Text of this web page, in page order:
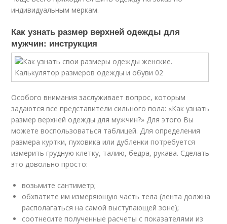
индивидуальным меркам.
Как узнать размер верхней одежды для
мужчин: инструкция
Особого внимания заслуживает вопрос, которым
задаются все представители сильного пола: «Как узнать
размер верхней одежды для мужчин?» Для этого Вы
можете воспользоваться таблицей. Для определения
размера куртки, пуховика или дубленки потребуется
измерить грудную клетку, талию, бедра, рукава. Сделать
это довольно просто:
возьмите сантиметр;
обхватите им измеряющую часть тела (лента должна
располагаться на самой выступающей зоне);
соотнесите полученные расчеты с показателями из